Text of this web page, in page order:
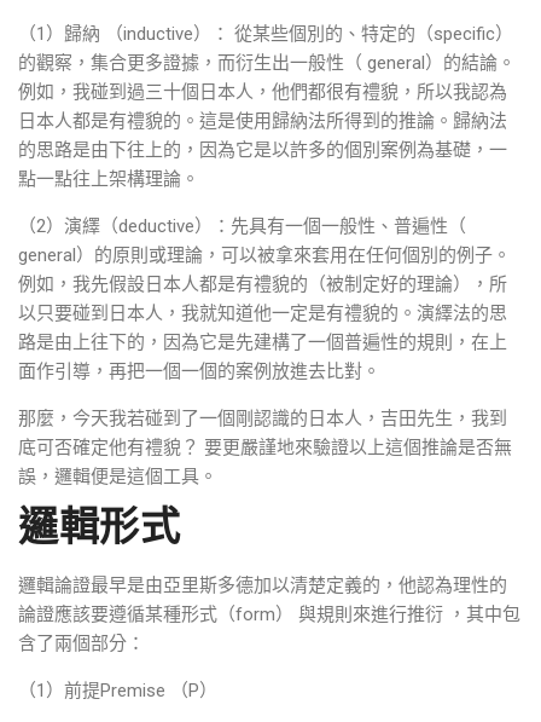
（1）歸納 （inductive）： 從某些個別的、特定的（specific）
的觀察，集合更多證據，而衍生出一般性（ general）的結論。
例如，我碰到過三十個日本人，他們都很有禮貌，所以我認為
日本人都是有禮貌的。這是使用歸納法所得到的推論。歸納法
的思路是由下往上的，因為它是以許多的個別案例為基礎，一
點一點往上架構理論。
（2）演繹（deductive）：先具有一個一般性、普遍性（
general）的原則或理論，可以被拿來套用在任何個別的例子。
例如，我先假設日本人都是有禮貌的（被制定好的理論），所
以只要碰到日本人，我就知道他一定是有禮貌的。演繹法的思
路是由上往下的，因為它是先建構了一個普遍性的規則，在上
面作引導，再把一個一個的案例放進去比對。
那麼，今天我若碰到了一個剛認識的日本人，吉田先生，我到
底可否確定他有禮貌？ 要更嚴謹地來驗證以上這個推論是否無
誤，邏輯便是這個工具。
邏輯形式
邏輯論證最早是由亞里斯多德加以清楚定義的，他認為理性的
論證應該要遵循某種形式（form） 與規則來進行推衍 ，其中包
含了兩個部分：
（1）前提Premise （P）